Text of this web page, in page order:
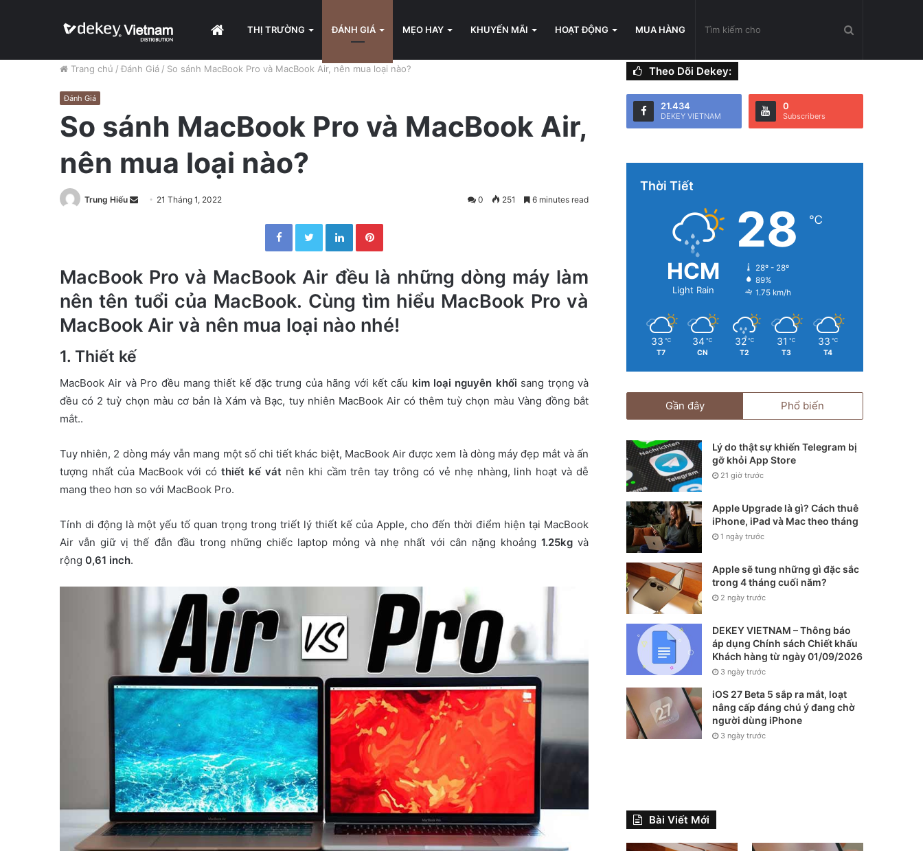
HOMETHỊ TRƯỜNG ĐÁNH GIÁ MẸO HAY KHUYẾN MÃI HOẠT ĐỘNG MUA HÀNG
Trang chủ / Đánh Giá / So sánh MacBook Pro và MacBook Air, nên mua loại nào?
Đánh Giá
So sánh MacBook Pro và MacBook Air,
nên mua loại nào?
Trung Hiếu
n
e
a
21 Tháng 1, 2022 0 251 6 minutes read
Facebook Twitter LinkedIn
MacBook Pro và MacBook Air đều là những dòng máy làm
nên tên tuổi của MacBook. Cùng tìm hiểu MacBook Pro và
MacBook Air và nên mua loại nào nhé!
1. Thiết kế
MacBook Air và Pro đều mang thiết kế đặc trưng của hãng với kết cấu kim loại nguyên khối sang trọng và
đều có 2 tuỳ chọn màu cơ bản là Xám và Bạc, tuy nhiên MacBook Air có thêm tuỳ chọn màu Vàng đồng bắt
mắt..
Tuy nhiên, 2 dòng máy vẫn mang một số chi tiết khác biệt, MacBook Air được xem là dòng máy đẹp mắt và ấn
tượng nhất của MacBook với có thiết kế vát nên khi cầm trên tay trông có vẻ nhẹ nhàng, linh hoạt và dễ
mang theo hơn so với MacBook Pro.
Tính di động là một yếu tố quan trọng trong triết lý thiết kế của Apple, cho đến thời điểm hiện tại MacBook
Air vẫn giữ vị thế đẫn đầu trong những chiếc laptop mỏng và nhẹ nhất với cân nặng khoảng 1.25kgvà
rộng 0,61 inch.
Theo Dõi Dekey:
21.434
DEKEY VIETNAM
0
Subscribers
Thời Tiết
HCM
Light Rain
28 ℃
28º - 28º
89%
1.75 km/h
33 ℃
T7
34 ℃
CN
32 ℃
T2
31 ℃
T3
33 ℃
T4
Gần đây Phổ biến
Lý do thật sự khiến Telegram bị
gỡ khỏi App Store
21 giờ trước
Apple Upgrade là gì? Cách thuê
iPhone, iPad và Mac theo tháng
1 ngày trước
Apple sẽ tung những gì đặc sắc
trong 4 tháng cuối năm?
2 ngày trước
DEKEY VIETNAM – Thông báo
áp dụng Chính sách Chiết khấu
Khách hàng từ ngày 01/09/2026
3 ngày trước
iOS 27 Beta 5 sắp ra mắt, loạt
nâng cấp đáng chú ý đang chờ
người dùng iPhone
3 ngày trước
Bài Viết Mới